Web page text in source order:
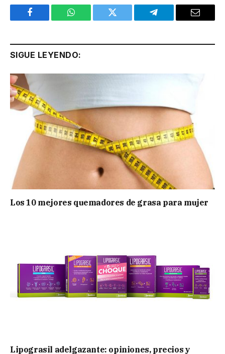
Facebook WhatsApp Twitter Telegram Email
SIGUE LEYENDO:
Los 10 mejores quemadores de grasa para mujer
Lipograsil adelgazante: opiniones, precios y